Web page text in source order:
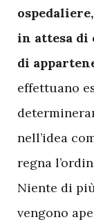
in attesa di
di
effettuano
nell’idea
regna
Niente di
vengono